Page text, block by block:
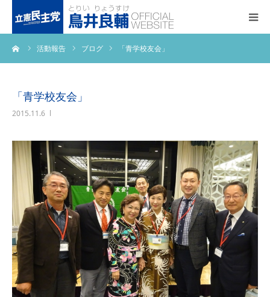
活動報告 ブログ 「青学校友会」
「青学校友会」
2015.11.6
トップページ
プロフィール
事務所アクセス
活動報告